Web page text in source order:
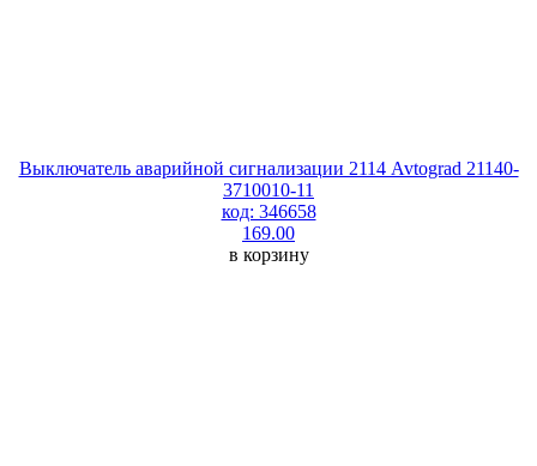
Выключатель аварийной сигнализации 2114 Avtograd 21140-
3710010-11
код: 346658
169.00
в корзину